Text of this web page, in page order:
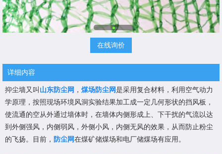
在线询价
详细内容
抑尘墙又叫 山东防尘网 ， 煤场防尘网是采用复合材料，利用空气动力
学原理，按照现场环境风洞实验结果加工成一定几何形状的挡风板，
使流通的空从外通过墙体时，在墙体内侧形成上、下干扰的气流以达
到外侧强风，内侧弱风，外侧小风，内侧无风的效果，从而防止粉尘
的飞扬。目前， 防尘网在煤矿储煤场和电厂储煤场有应用。